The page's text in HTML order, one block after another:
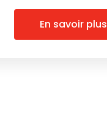
En savoir plus